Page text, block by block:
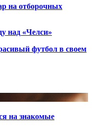
на отборочных
над «Челси»
футбол в своем
на знакомые